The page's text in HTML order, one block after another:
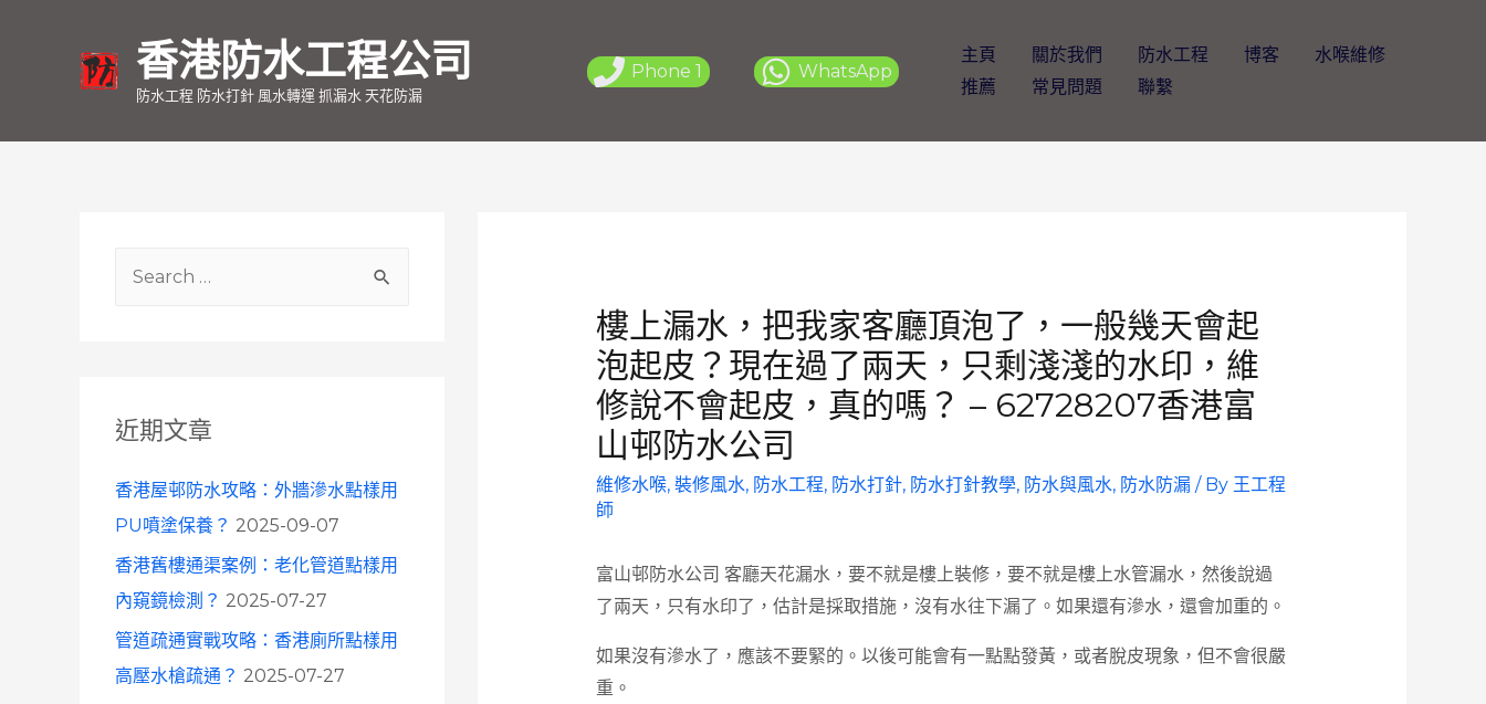
香港防水工程公司
防水工程 防水打針 風水轉運 抓漏水 天花防漏
Phone 1 WhatsApp
主頁 關於我們 防水工程 博客
水喉維修
推薦
常見問題 聯繫
h
近期文章
香港屋邨防水攻略：外牆滲水點樣用
PU噴塗保養？ 2025-09-07
香港舊樓通渠案例：老化管道點樣用
內窺鏡檢測？ 2025-07-27
管道疏通實戰攻略：香港廁所點樣用
高壓水槍疏通？ 2025-07-27
樓上漏水，把我家客廳頂泡了，一般幾天會起
泡起皮？現在過了兩天，只剩淺淺的水印，維
修說不會起皮，真的嗎？ – 62728207香港富
山邨防水公司
維修水喉, 裝修風水, 防水工程, 防水打針, 防水打針教學, 防水與風水, 防水防漏/ By 王工程
師
富山邨防水公司 客廳天花漏水，要不就是樓上裝修，要不就是樓上水管漏水，然後說過
了兩天，只有水印了，估計是採取措施，沒有水往下漏了。如果還有滲水，還會加重的。
如果沒有滲水了，應該不要緊的。以後可能會有一點點發黃，或者脫皮現象，但不會很嚴
重。